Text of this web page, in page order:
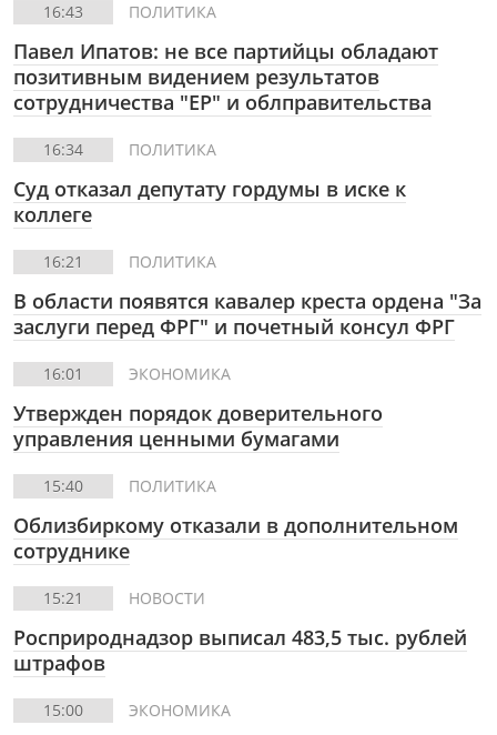
16:43 ПОЛИТИКА
Павел Ипатов: не все партийцы обладают
позитивным видением результатов
сотрудничества "ЕР" и облправительства
16:34 ПОЛИТИКА
Суд отказал депутату гордумы в иске к
коллеге
16:21 ПОЛИТИКА
В области появятся кавалер креста ордена "За
заслуги перед ФРГ" и почетный консул ФРГ
16:01 ЭКОНОМИКА
Утвержден порядок доверительного
управления ценными бумагами
15:40 ПОЛИТИКА
Облизбиркому отказали в дополнительном
сотруднике
15:21 НОВОСТИ
Росприроднадзор выписал 483,5 тыс. рублей
штрафов
15:00 ЭКОНОМИКА